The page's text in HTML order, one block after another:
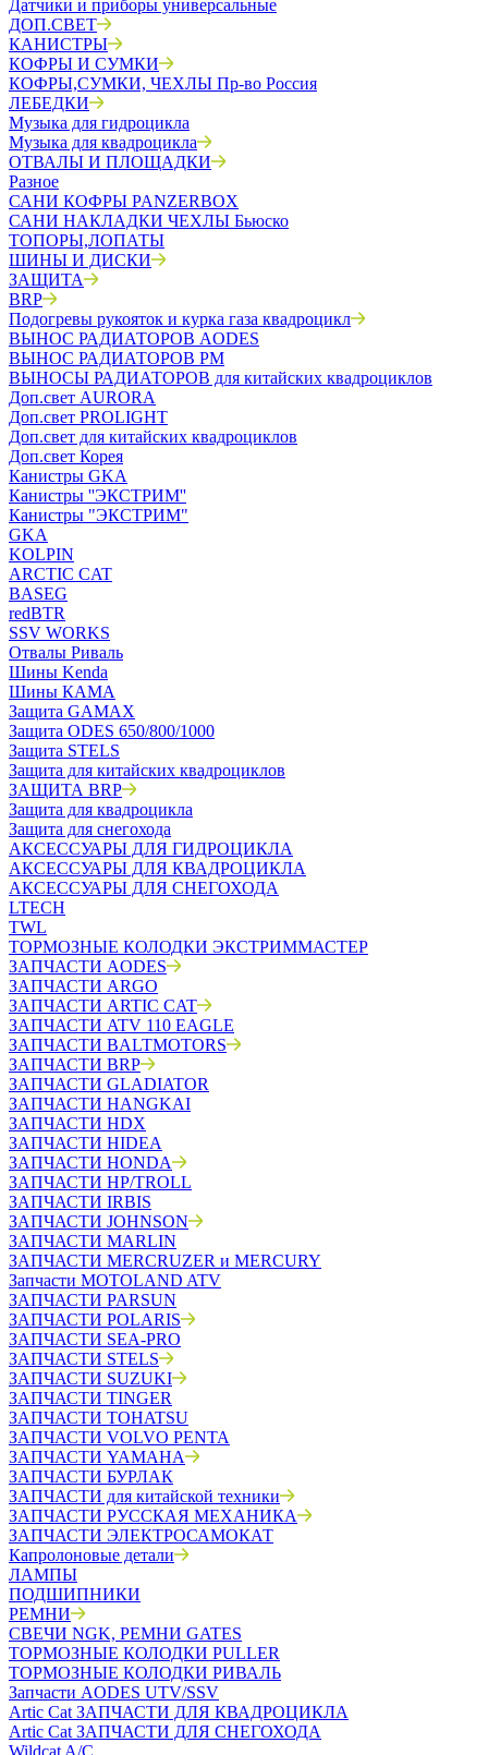
Датчики и приборы универсальные
ДОП.СВЕТ
КАНИСТРЫ
КОФРЫ И СУМКИ
КОФРЫ,СУМКИ, ЧЕХЛЫ Пр-во Россия
ЛЕБЕДКИ
Музыка для гидроцикла
Музыка для квадроцикла
ОТВАЛЫ И ПЛОЩАДКИ
Разное
САНИ КОФРЫ PANZERBOX
САНИ НАКЛАДКИ ЧЕХЛЫ Бьюско
ТОПОРЫ,ЛОПАТЫ
ШИНЫ И ДИСКИ
ЗАЩИТА
BRP
Подогревы рукояток и курка газа квадроцикл
ВЫНОС РАДИАТОРОВ AODES
ВЫНОС РАДИАТОРОВ РМ
ВЫНОСЫ РАДИАТОРОВ для китайских квадроциклов
Доп.свет AURORA
Доп.свет PROLIGHT
Доп.свет для китайских квадроциклов
Доп.свет Корея
Канистры GKA
Канистры ''ЭКСТРИМ''
Канистры "ЭКСТРИМ"
GKA
KOLPIN
ARCTIC CAT
BASEG
redBTR
SSV WORKS
Отвалы Риваль
Шины Kenda
Шины КАМА
Защита GAMAX
Защита ODES 650/800/1000
Защита STELS
Защита для китайских квадроциклов
ЗАЩИТА BRP
Защита для квадроцикла
Защита для снегохода
АКСЕССУАРЫ ДЛЯ ГИДРОЦИКЛА
АКСЕССУАРЫ ДЛЯ КВАДРОЦИКЛА
АКСЕССУАРЫ ДЛЯ СНЕГОХОДА
LTECH
TWL
ТОРМОЗНЫЕ КОЛОДКИ ЭКСТРИММАСТЕР
ЗАПЧАСТИ AODES
ЗАПЧАСТИ ARGO
ЗАПЧАСТИ ARTIC CAT
ЗАПЧАСТИ ATV 110 EAGLE
ЗАПЧАСТИ BALTMOTORS
ЗАПЧАСТИ BRP
ЗАПЧАСТИ GLADIATOR
ЗАПЧАСТИ HANGKAI
ЗАПЧАСТИ HDX
ЗАПЧАСТИ HIDEA
ЗАПЧАСТИ HONDA
ЗАПЧАСТИ HP/TROLL
ЗАПЧАСТИ IRBIS
ЗАПЧАСТИ JOHNSON
ЗАПЧАСТИ MARLIN
ЗАПЧАСТИ MERCRUZER и MERCURY
Запчасти MOTOLAND ATV
ЗАПЧАСТИ PARSUN
ЗАПЧАСТИ POLARIS
ЗАПЧАСТИ SEA-PRO
ЗАПЧАСТИ STELS
ЗАПЧАСТИ SUZUKI
ЗАПЧАСТИ TINGER
ЗАПЧАСТИ TOHATSU
ЗАПЧАСТИ VOLVO PENTA
ЗАПЧАСТИ YAMAHA
ЗАПЧАСТИ БУРЛАК
ЗАПЧАСТИ для китайской техники
ЗАПЧАСТИ РУССКАЯ МЕХАНИКА
ЗАПЧАСТИ ЭЛЕКТРОСАМОКАТ
Капролоновые детали
ЛАМПЫ
ПОДШИПНИКИ
РЕМНИ
СВЕЧИ NGK, РЕМНИ GATES
ТОРМОЗНЫЕ КОЛОДКИ PULLER
ТОРМОЗНЫЕ КОЛОДКИ РИВАЛЬ
Запчасти AODES UTV/SSV
Artic Cat ЗАПЧАСТИ ДЛЯ КВАДРОЦИКЛА
Artic Cat ЗАПЧАСТИ ДЛЯ СНЕГОХОДА
Wildcat A/C